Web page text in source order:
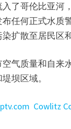
了哥伦比亚河
任何正式水质
扩散至居民区
气质量和自来
坝区域。
Cowlitz